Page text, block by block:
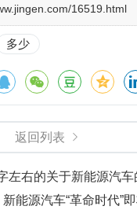
16519.html
多少
返回列表
左右的关于新能源汽车
能源汽车“革命时代”即